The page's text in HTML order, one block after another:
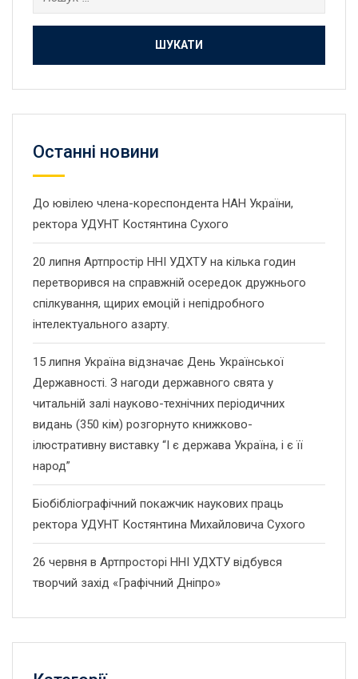
Останнi новини
До ювілею члена-кореспондента НАН України,
ректора УДУНТ Костянтина Сухого
20 липня Артпростір ННІ УДХТУ на кілька годин
перетворився на справжній осередок дружнього
спілкування, щирих емоцій і непідробного
інтелектуального азарту.
15 липня Україна відзначає День Української
Державності. З нагоди державного свята у
читальній залі науково-технічних періодичних
видань (350 кім) розгорнуто книжково-
ілюстративну виставку “І є держава Україна, і є її
народ”
Біобібліографічний покажчик наукових праць
ректора УДУНТ Костянтина Михайловича Сухого
26 червня в Артпросторі ННІ УДХТУ відбувся
творчий захід «Графічний Дніпро»